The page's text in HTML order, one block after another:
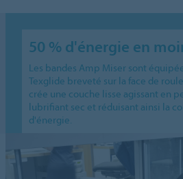
50 % d'énergie en
Les bandes Amp Miser sont
Texglide breveté sur la face de
crée une couche lisse agissant en
lubrifiant sec et réduisant ainsi la
d'énergie.